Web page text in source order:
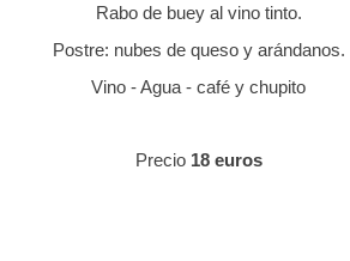
Rabo de buey al vino tinto.
Postre: nubes de queso y arándanos.
Vino - Agua - café y chupito
Precio 18 euros